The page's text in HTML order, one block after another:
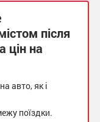
після
цін на
авто, як і
поїздки.